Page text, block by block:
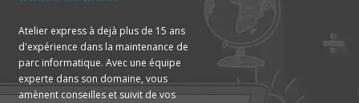
Atelier express à dejà plus de 15 ans
d'expérience dans la maintenance de
parc informatique. Avec une équipe
experte dans son domaine, vous
amènent conseilles et suivit de vos